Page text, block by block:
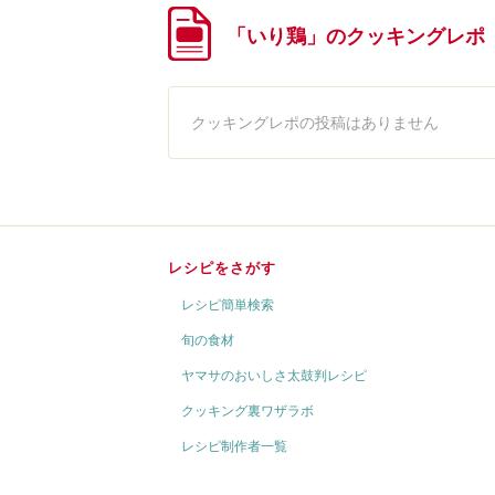
「いり鶏」のクッキングレポ
クッキングレポの投稿はありません
レシピをさがす
レシピ簡単検索
旬の食材
ヤマサのおいしさ太鼓判レシピ
クッキング裏ワザラボ
レシピ制作者一覧